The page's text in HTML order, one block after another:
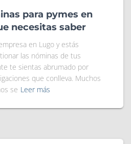
para pymes en
necesitas saber
en Lugo y estás
las nóminas de tus
te sientas abrumado por
que conlleva. Muchos
se Leer más